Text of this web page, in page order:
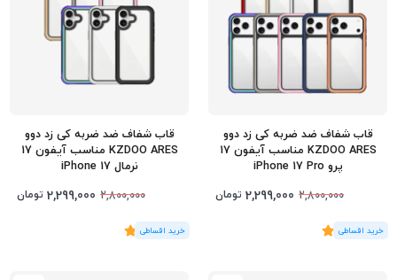
قاب شفاف ضد ضربه کی زد دوو
KZDOO ARES مناسب آیفون 17
پرو iPhone 17 Pro
2,800,000
2,299,000 تومان
(5 رای)
5
قاب شفاف ضد ضربه کی زد دوو
KZDOO ARES مناسب آیفون 17
نرمال iPhone 17
2,800,000
2,299,000 تومان
(2 رای)
5